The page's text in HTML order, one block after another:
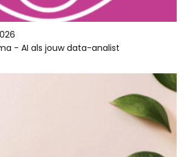
- AI als jouw data-analist